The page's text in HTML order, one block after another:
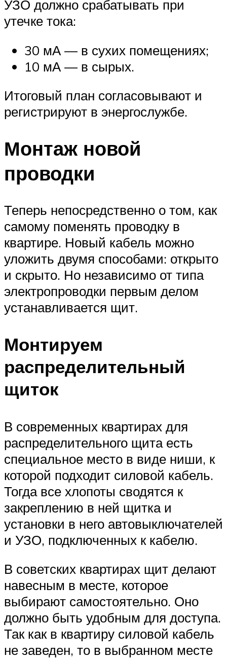
УЗО должно срабатывать при
утечке тока:
30 мА — в сухих помещениях;
10 мА — в сырых.
Итоговый план согласовывают и
регистрируют в энергослужбе.
Монтаж новой
проводки
Теперь непосредственно о том, как
самому поменять проводку в
квартире. Новый кабель можно
уложить двумя способами: открыто
и скрыто. Но независимо от типа
электропроводки первым делом
устанавливается щит.
Монтируем
распределительный
щиток
В современных квартирах для
распределительного щита есть
специальное место в виде ниши, к
которой подходит силовой кабель.
Тогда все хлопоты сводятся к
закреплению в ней щитка и
установки в него автовыключателей
и УЗО, подключенных к кабелю.
В советских квартирах щит делают
навесным в месте, которое
выбирают самостоятельно. Оно
должно быть удобным для доступа.
Так как в квартиру силовой кабель
не заведен, то в выбранном месте